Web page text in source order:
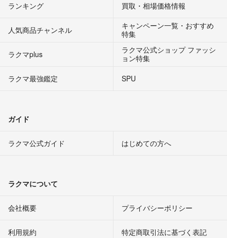
ランキング 買取・相場価格情報
人気商品チャンネル
キャンペーン一覧・おすすめ
特集
ラクマplus
ラクマ公式ショップ ファッシ
ョン特集
ラクマ最強鑑定
SPU
ガイド
ラクマ公式ガイド はじめての方へ
ラクマについて
会社概要 プライバシーポリシー
利用規約 特定商取引法に基づく表記